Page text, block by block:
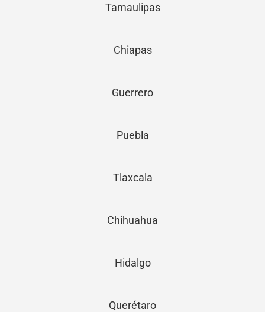
Tamaulipas
Chiapas
Guerrero
Puebla
Tlaxcala
Chihuahua
Hidalgo
Querétaro